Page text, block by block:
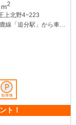
m2
上北野4−223
線「追分駅」から車で5
ト！